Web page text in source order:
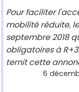
Pour faciliter
mobilité réduite,
septembre 2018
obligatoires à
ternit cette
6